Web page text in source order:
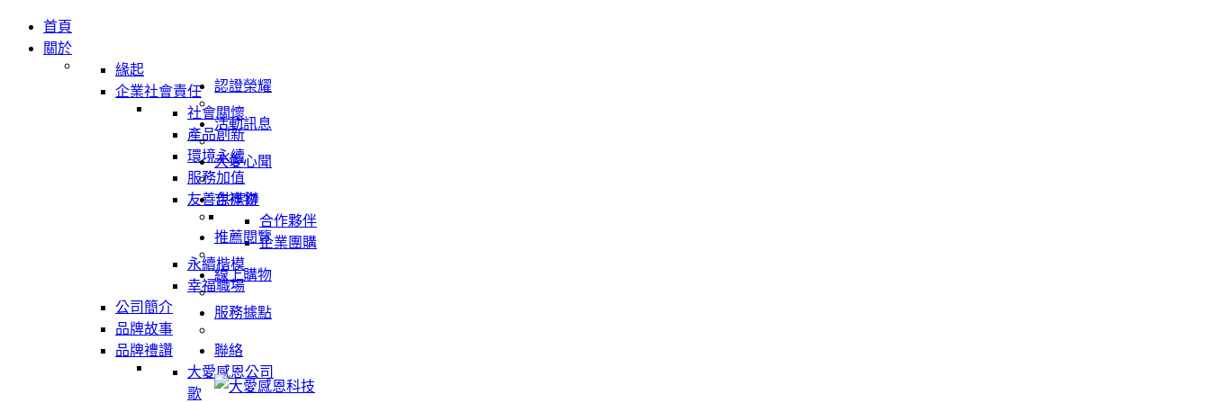
首頁
關於
緣起
企業社會責任
社會關懷
產品創新
環境永續
服務加值
友善供應鏈
合作夥伴
企業團購
永續楷模
幸福職場
公司簡介
品牌故事
品牌禮讚
大愛感恩公司
歌
認證榮耀
活動訊息
大愛心聞
吉祥物
推薦閱覽
線上購物
服務據點
聯絡